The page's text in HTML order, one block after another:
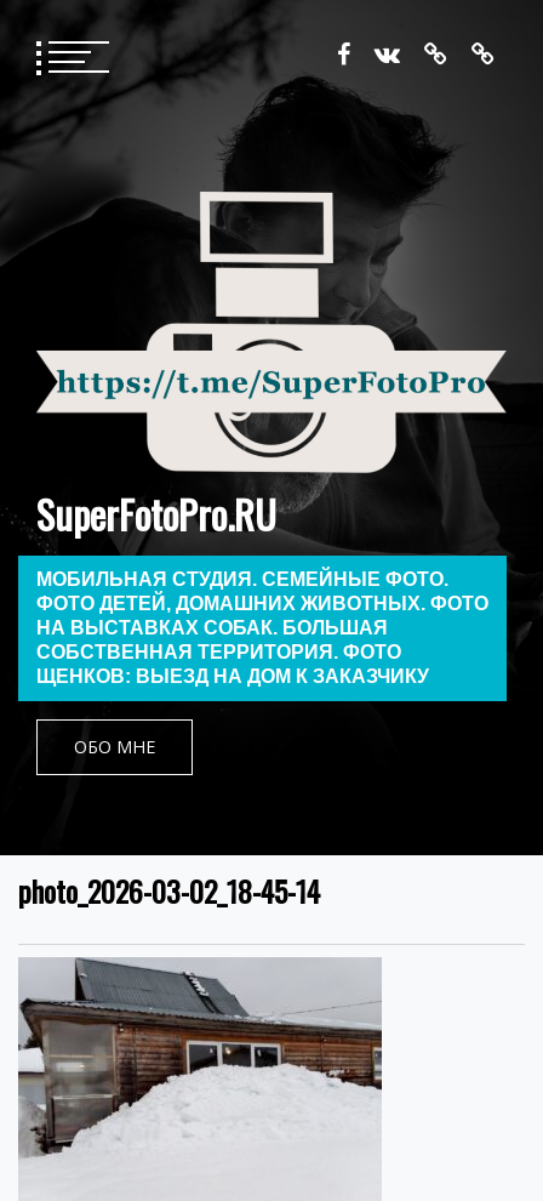
содержимому
SuperFotoPro.RU
МОБИЛЬНАЯ СТУДИЯ. СЕМЕЙНЫЕ ФОТО.
ФОТО ДЕТЕЙ, ДОМАШНИХ ЖИВОТНЫХ. ФОТО
НА ВЫСТАВКАХ СОБАК. БОЛЬШАЯ
СОБСТВЕННАЯ ТЕРРИТОРИЯ. ФОТО
ЩЕНКОВ: ВЫЕЗД НА ДОМ К ЗАКАЗЧИКУ
ОБО МНЕ
photo_2026-03-02_18-45-14